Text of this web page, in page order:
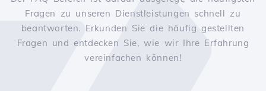
Fragen zu unseren Dienstleistungen schnell zu
beantworten. Erkunden Sie die häufig gestellten
Fragen und entdecken Sie, wie wir Ihre Erfahrung
vereinfachen können!